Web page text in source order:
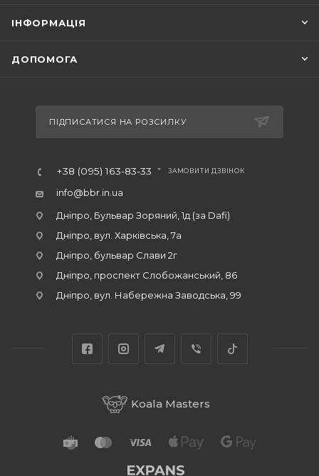
ІНФОРМАЦІЯ
ДОПОМОГА
ПІДПИСАТИСЯ НА РОЗСИЛКУ
+38 (095) 163-83-33 ЗАМОВИТИ ДЗВІНОК
info@bbr.in.ua
Дніпро, Бульвар Зоряний, 1д (за Dafi)
Дніпро, вул. Харківська, 7а
Дніпро, бульвар Слави 2г
Дніпро, проспект Слобожанський, 86
Дніпро, вул. Набережна Заводська, 99
Koala Masters